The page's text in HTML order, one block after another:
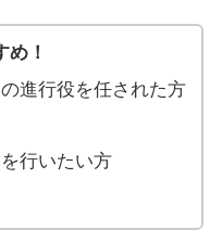
！
進行役を任された方
行いたい方